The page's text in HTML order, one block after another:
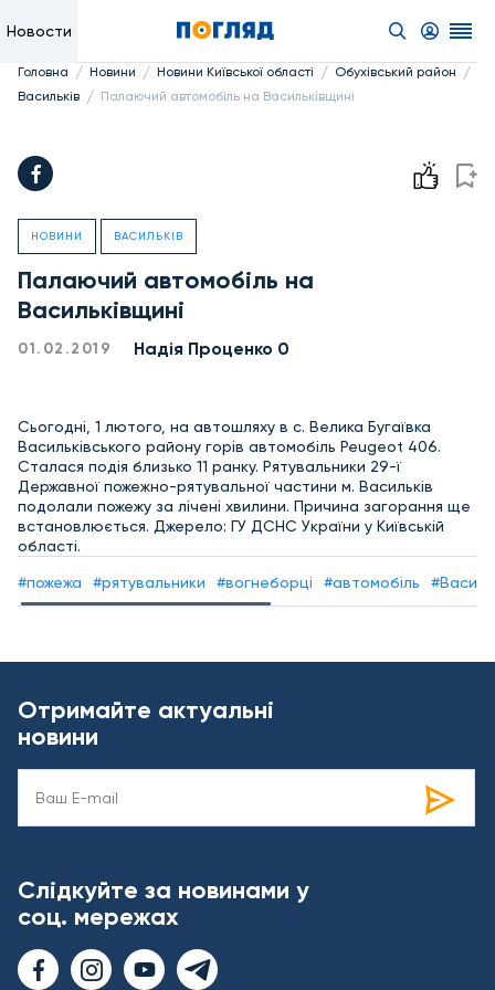
Новости
Головна / Новини / Новини Київської області / Обухівський район /
Васильків / Палаючий автомобіль на Васильківщині
НОВИНИ ВАСИЛЬКІВ
Палаючий автомобіль на
Васильківщині
01.02.2019 Надiя Проценко 0
Сьогодні, 1 лютого, на автошляху в с. Велика Бугаївка
Васильківського району горів автомобіль Peugeot 406.
Сталася подія близько 11 ранку. Рятувальники 29-ї
Державної пожежно-рятувальної частини м. Васильків
подолали пожежу за лічені хвилини. Причина загорання ще
встановлюється. Джерело: ГУ ДСНС України у Київській
області.
#пожежа #рятувальники #вогнеборці #автомобіль
Отримайте актуальні
новини
Слідкуйте за новинами у
соц. мережах